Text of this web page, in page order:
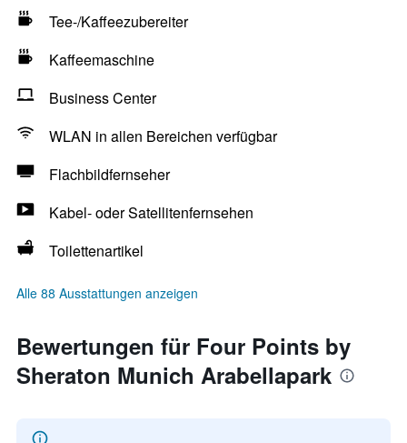
Tee-/Kaffeezubereiter
Kaffeemaschine
Business Center
WLAN in allen Bereichen verfügbar
Flachbildfernseher
Kabel- oder Satellitenfernsehen
Toilettenartikel
Alle 88 Ausstattungen anzeigen
Bewertungen für Four Points by
Sheraton Munich Arabellapark